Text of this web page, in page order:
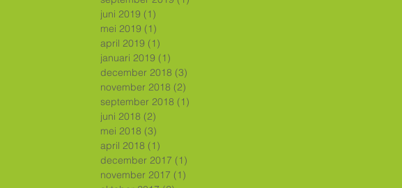
juni 2019 (1)
mei 2019 (1)
april 2019 (1)
januari 2019 (1)
december 2018 (3)
november 2018 (2)
september 2018 (1)
juni 2018 (2)
mei 2018 (3)
april 2018 (1)
december 2017 (1)
november 2017 (1)